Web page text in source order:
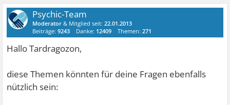
Psychic-Team
Moderator & Mitglied seit:22.01.2013
Beiträge:9243 Danke: 12409 Themen:271
Hallo Tardragozon,
diese Themen könnten für deine Fragen ebenfalls
nützlich sein: